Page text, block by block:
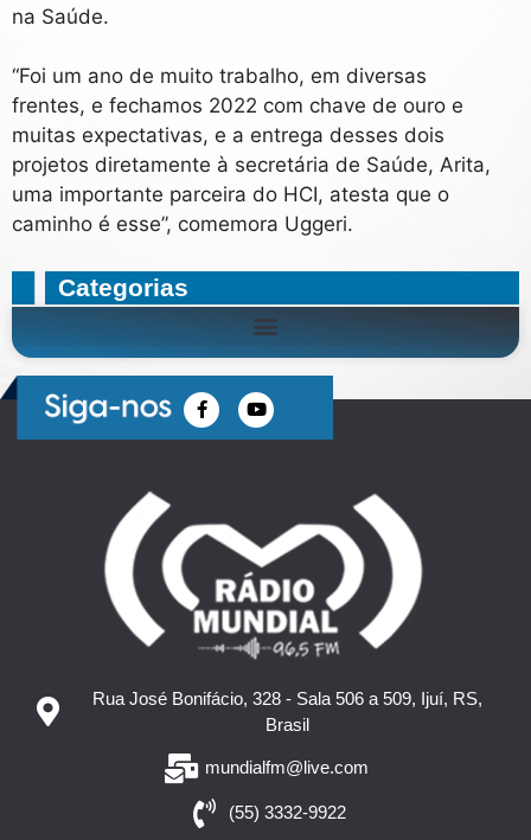
na Saúde.
“Foi um ano de muito trabalho, em diversas
frentes, e fechamos 2022 com chave de ouro e
muitas expectativas, e a entrega desses dois
projetos diretamente à secretária de Saúde, Arita,
uma importante parceira do HCI, atesta que o
caminho é esse”, comemora Uggeri.
Categorias
Rua José Bonifácio, 328 - Sala 506 a 509, Ijuí, RS,
Brasil
mundialfm@live.com
(55) 3332-9922